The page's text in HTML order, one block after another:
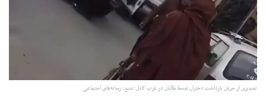
تصویری از جریان بازداشت دختران توسط طالبان در غرب کابل؛ منبع: رسانه‌های اجتماعی